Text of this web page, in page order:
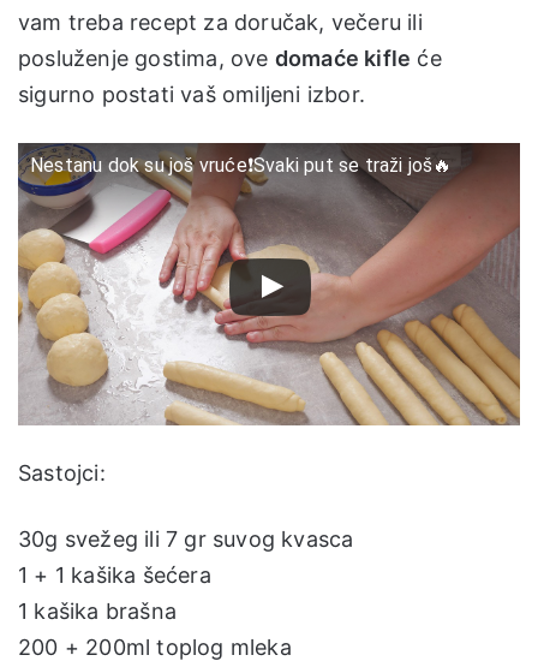
vam treba recept za doručak, večeru ili
posluženje gostima, ove domaće kifle će
sigurno postati vaš omiljeni izbor.
Nestanu dok su još vruće❗Svaki put se traži još🔥
Sastojci:
30g svežeg ili 7 gr suvog kvasca
1 + 1 kašika šećera
1 kašika brašna
200 + 200ml toplog mleka